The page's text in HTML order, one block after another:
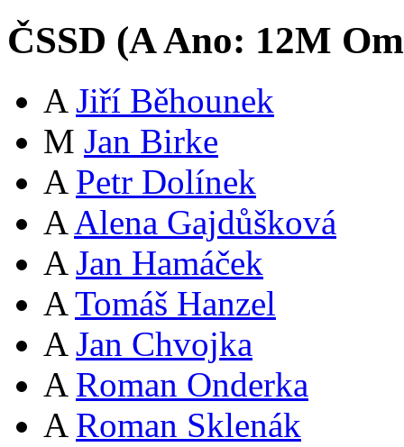
ČSSD (AAno: 12M
A Jiří Běhounek
M Jan Birke
A Petr Dolínek
A Alena Gajdůšková
A Jan Hamáček
A Tomáš Hanzel
A Jan Chvojka
A Roman Onderka
A Roman Sklenák